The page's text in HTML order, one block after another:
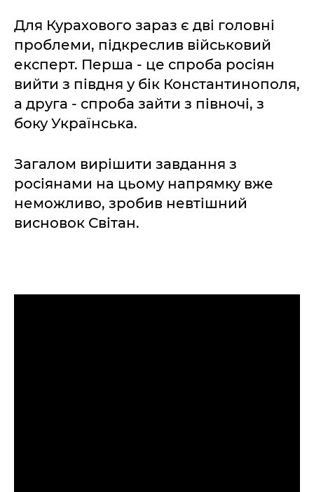
Для Курахового зараз є дві головні
проблеми, підкреслив військовий
експерт. Перша - це спроба росіян
вийти з півдня у бік Константинополя,
а друга - спроба зайти з півночі, з
боку Українська.
Загалом вирішити завдання з
росіянами на цьому напрямку вже
неможливо, зробив невтішний
висновок Світан.